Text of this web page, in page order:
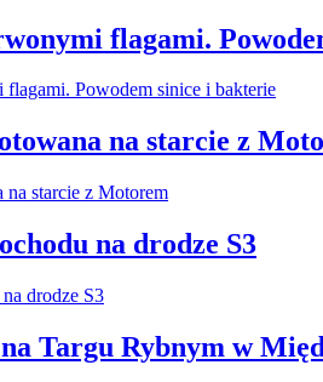
flagami.
na starcie z
na drodze S3
Targu Rybnym w